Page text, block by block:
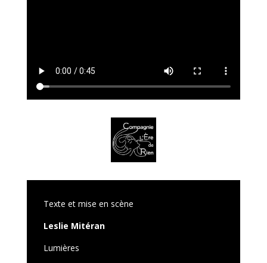
Texte et mise en scène
Leslie Mitéran
Lumières